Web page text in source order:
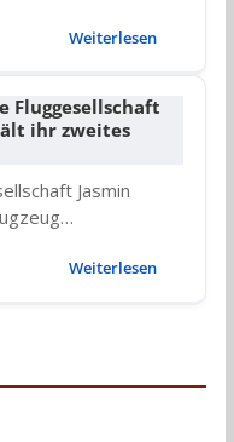
Weiterlesen
Fluggesellschaft
ihr zweites
Jasmin
Weiterlesen